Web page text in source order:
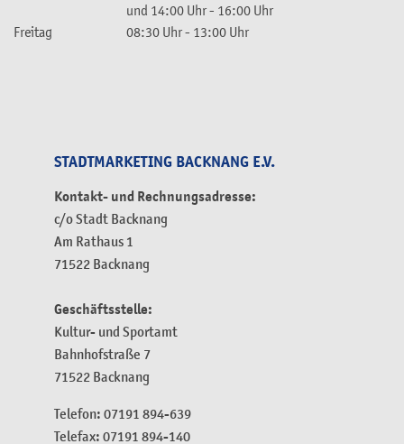
und 14:00 Uhr- 16:00 Uhr
Freitag
08:30 Uhr- 13:00 Uhr
STADTMARKETING BACKNANG E.V.
Kontakt- und Rechnungsadresse:
c/o Stadt Backnang
Am Rathaus 1
71522 Backnang
Geschäftsstelle:
Kultur- und Sportamt
Bahnhofstraße 7
71522 Backnang
Telefon: 07191 894-639
Telefax: 07191 894-140